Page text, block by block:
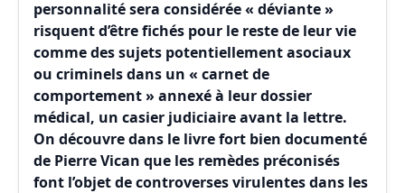
personnalité sera considérée « déviante »
risquent d’être fichés pour le reste de leur vie
comme des sujets potentiellement asociaux
ou criminels dans un « carnet de
comportement » annexé à leur dossier
médical, un casier judiciaire avant la lettre.
On découvre dans le livre fort bien documenté
de Pierre Vican que les remèdes préconisés
font l’objet de controverses virulentes dans les